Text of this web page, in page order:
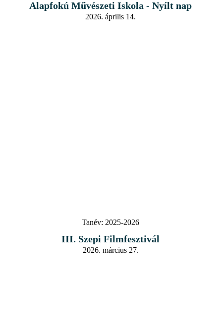
Alapfokú Művészeti Iskola - Nyílt nap
2026. április 14.
Tanév: 2025-2026
III. Szepi Filmfesztivál
2026. március 27.